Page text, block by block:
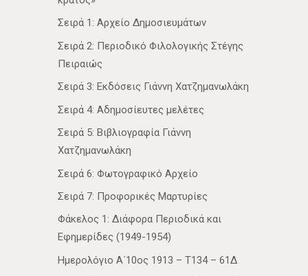
Σειρά 1: Αρχείο Δημοσιευμάτων
Σειρά 2: Περιοδικό Φιλολογικής Στέγης
Πειραιώς
Σειρά 3: Εκδόσεις Γιάννη Χατζημανωλάκη
Σειρά 4: Αδημοσίευτες μελέτες
Σειρά 5: Βιβλιογραφία Γιάννη
Χατζημανωλάκη
Σειρά 6: Φωτογραφικό Αρχείο
Σειρά 7: Προφορικές Μαρτυρίες
Φάκελος 1: Διάφορα Περιοδικά και
Εφημερίδες (1949-1954)
Ημερολόγιο Α΄10ος 1913 – Τ134 – 61Δ